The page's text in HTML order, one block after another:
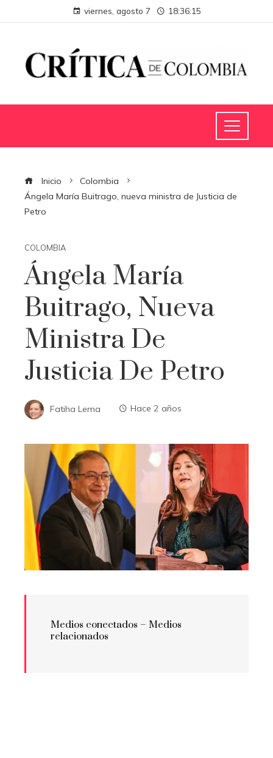
viernes, agosto 7 18:36:16
Inicio
Colombia
Ángela María Buitrago, nueva ministra de Justicia de
Petro
COLOMBIA
Ángela María
Buitrago, Nueva
Ministra De
Justicia De Petro
Fatiha Lema Hace 2 años
Medios conectados – Medios
relacionados